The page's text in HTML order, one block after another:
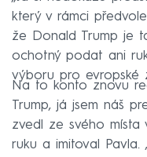
který v rámci
že Donald Trump je
ochotný podat ani
výboru pro evropské
Na to konto znovu
Trump, já jsem náš
zvedl ze svého místa
ruku a imitoval Pavla.